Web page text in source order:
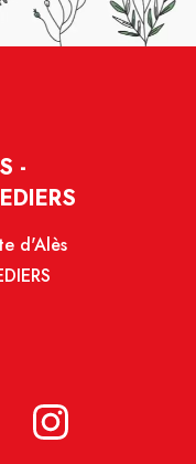
-
d'Alès